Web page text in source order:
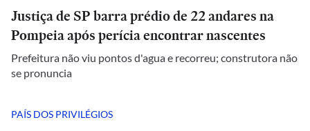
Justiça de SP barra prédio de 22 andares na
Pompeia após perícia encontrar nascentes
Prefeitura não viu pontos d'agua e recorreu; construtora não
se pronuncia
PAÍS DOS PRIVILÉGIOS